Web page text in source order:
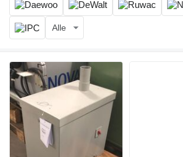
Alle